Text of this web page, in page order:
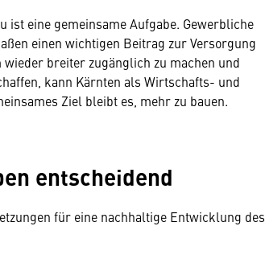
eine gemeinsame Aufgabe. Gewerbliche
einen wichtigen Beitrag zur Versorgung
breiter zugänglich zu machen und
kann Kärnten als Wirtschafts- und
Ziel bleibt es, mehr zu bauen.
entscheidend
für eine nachhaltige Entwicklung des